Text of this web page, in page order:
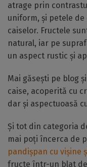
atrage prin
uniform, și petele
caiselor. Fructele
natural, iar pe
un aspect rustic și
Mai găsești pe blog și
caise, acoperită cu
dar și aspectuoasă
Și tot din categoria
mai poți încerca de
pandișpan cu vișine
fructe într-un blat